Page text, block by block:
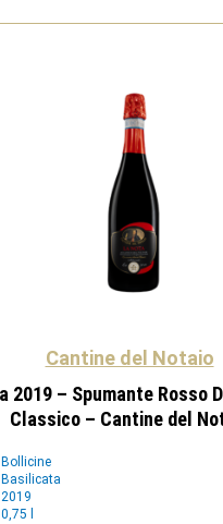
Cantine del Notaio
2019 – Spumante Rosso
Classico – Cantine del
Bollicine
Basilicata
2019
0,75 l